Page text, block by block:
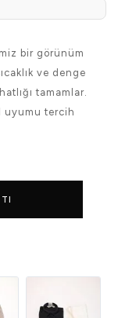
bir görünüm
ve denge
tamamlar.
uyumu tercih